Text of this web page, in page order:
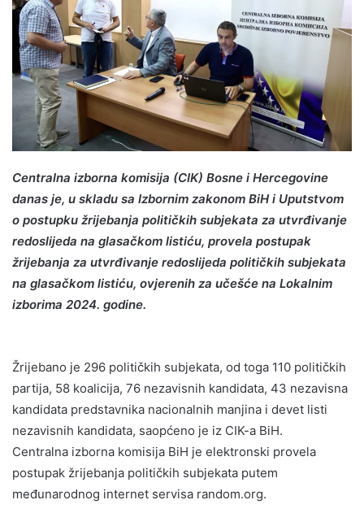
Centralna izborna komisija (CIK) Bosne i Hercegovine
danas je, u skladu sa Izbornim zakonom BiH i Uputstvom
o postupku žrijebanja političkih subjekata za utvrđivanje
redoslijeda na glasačkom listiću, provela postupak
žrijebanja za utvrđivanje redoslijeda političkih subjekata
na glasačkom listiću, ovjerenih za učešće na Lokalnim
izborima 2024. godine.
Žrijebano je 296 političkih subjekata, od toga 110 političkih
partija, 58 koalicija, 76 nezavisnih kandidata, 43 nezavisna
kandidata predstavnika nacionalnih manjina i devet listi
nezavisnih kandidata, saopćeno je iz CIK-a BiH.
Centralna izborna komisija BiH je elektronski provela
postupak žrijebanja političkih subjekata putem
međunarodnog internet servisa random.org.